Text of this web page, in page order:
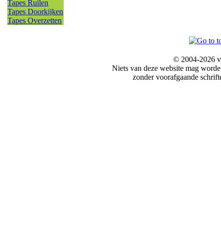
Tapes Ruilen
Tapes Doorkijken
Tapes Overzetten
© 2004-2026
Niets van deze website mag
zonder voorafgaande